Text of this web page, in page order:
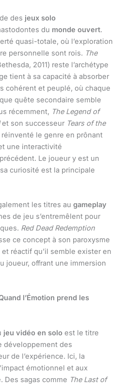
des jeux solo
du monde ouvert.
quasi-totale, où l’exploration
personnelle sont rois. The
2011) reste l’archétype
tient à sa capacité à absorber
cohérent et peuplé, où chaque
quête secondaire semble
récemment, The Legend of
et son successeur Tears of the
le genre en prônant
une interactivité
Le joueur y est un
curiosité est la principale
les titres au gameplay
de jeu s’entremêlent pour
Red Dead Redemption
ce concept à son paroxysme
réactif qu’il semble exister en
joueur, offrant une immersion
l’Émotion prend les
jeu vidéo en solo est le titre
développement des
de l’expérience. Ici, la
émotionnel et aux
Des sagas comme The Last of